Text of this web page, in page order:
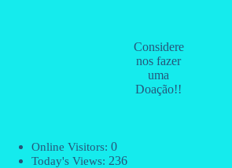
Considere
nos fazer
uma
Doação!!
Online Visitors: 0
Today's Views: 236